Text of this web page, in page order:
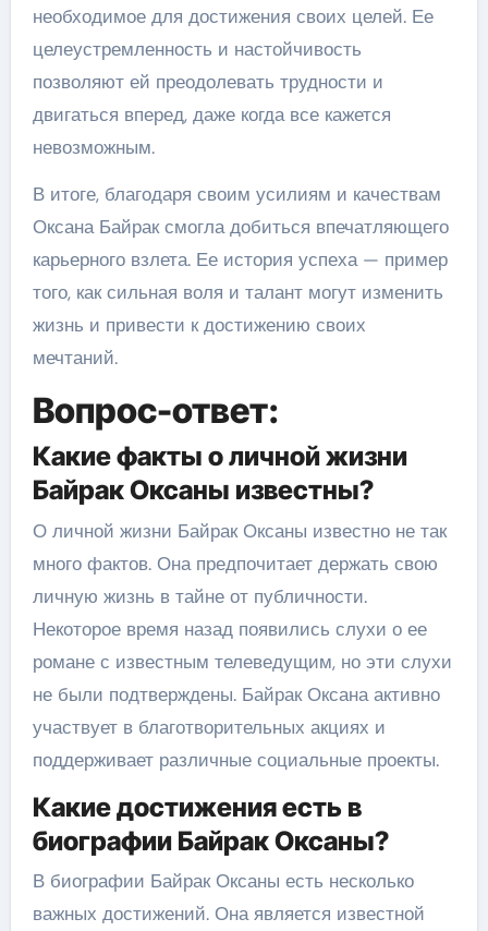
необходимое для достижения своих целей. Ее
целеустремленность и настойчивость
позволяют ей преодолевать трудности и
двигаться вперед, даже когда все кажется
невозможным.
В итоге, благодаря своим усилиям и качествам
Оксана Байрак смогла добиться впечатляющего
карьерного взлета. Ее история успеха — пример
того, как сильная воля и талант могут изменить
жизнь и привести к достижению своих
мечтаний.
Вопрос-ответ:
Какие факты о личной жизни
Байрак Оксаны известны?
О личной жизни Байрак Оксаны известно не так
много фактов. Она предпочитает держать свою
личную жизнь в тайне от публичности.
Некоторое время назад появились слухи о ее
романе с известным телеведущим, но эти слухи
не были подтверждены. Байрак Оксана активно
участвует в благотворительных акциях и
поддерживает различные социальные проекты.
Какие достижения есть в
биографии Байрак Оксаны?
В биографии Байрак Оксаны есть несколько
важных достижений. Она является известной